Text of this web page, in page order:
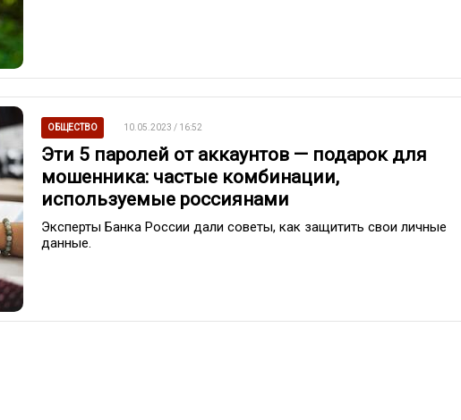
ОБЩЕСТВО 10.05.2023 / 16:52
Эти 5 паролей от аккаунтов — подарок для
мошенника: частые комбинации,
используемые россиянами
Эксперты Банка России дали советы, как защитить свои личные
данные.